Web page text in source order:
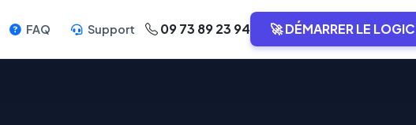
FAQ Support 09 73 89 23 94 🚀 DÉMARRER LE